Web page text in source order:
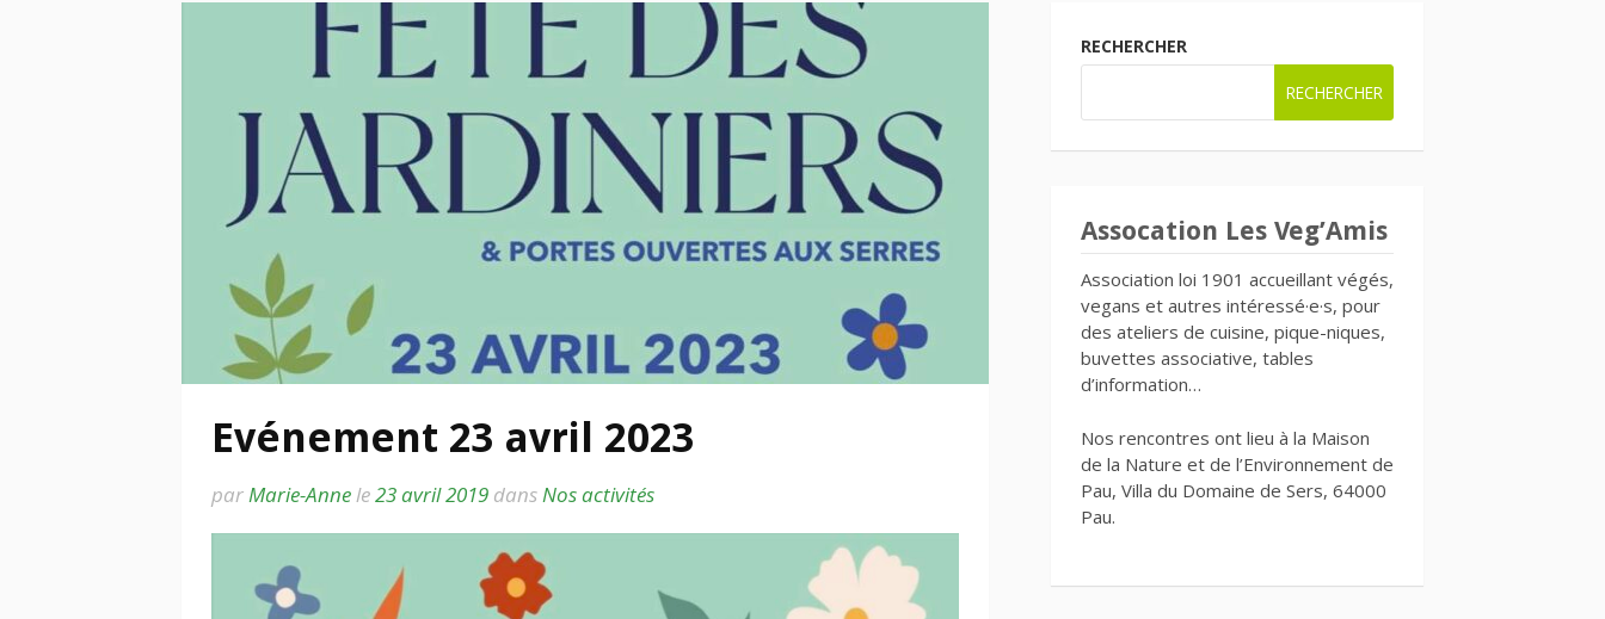
Evénement 23 avril 2023
parMarie-Annele23 avril 2019 dansNos activités
RECHERCHER
RECHERCHER
Assocation Les Veg’Amis
Association loi 1901 accueillant végés,
vegans et autres intéressé·e·s, pour
des ateliers de cuisine, pique-niques,
buvettes associative, tables
d’information…
Nos rencontres ont lieu à la Maison
de la Nature et de l’Environnement de
Pau, Villa du Domaine de Sers, 64000
Pau.